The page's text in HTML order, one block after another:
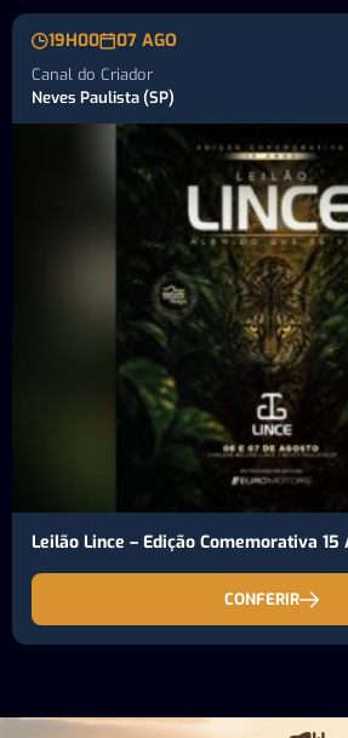
19H00 07 AGO
Canal do Criador
Neves Paulista (SP)
Leilão Lince – Edição Comemorativa 15
CONFERIR